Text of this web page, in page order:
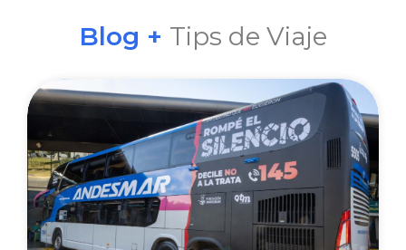
Blog + Tips de Viaje